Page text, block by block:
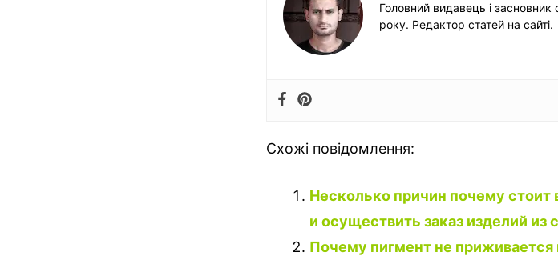
Головний видавець і
року. Редактор статей на сайті.
Схожі повідомлення:
Несколько причин почему
и осуществить заказ изделий из
Почему пигмент не приживается